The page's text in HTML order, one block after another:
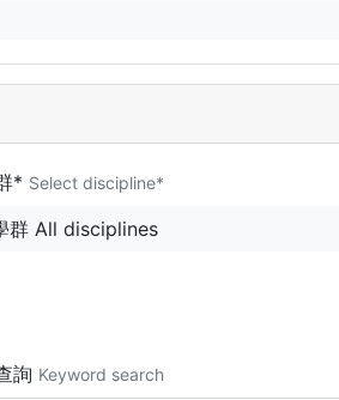
* Select discipline*
群 All disciplines
詢 Keyword search